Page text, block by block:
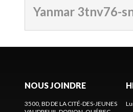
Yanmar 3tnv76-
NOUS JOINDRE
3500, BD DE LA CITÉ-DES-JEUNES